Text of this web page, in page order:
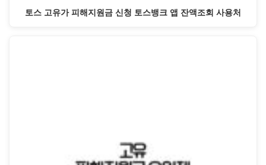
토스 고유가 피해지원금 신청 토스뱅크 앱 잔액조회 사용처